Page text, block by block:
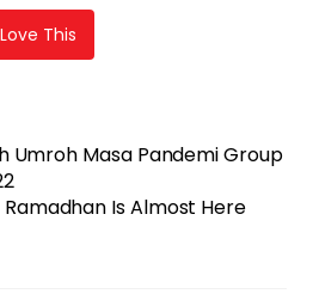
Love This
Umroh Masa Pandemi Group
Ramadhan Is Almost Here